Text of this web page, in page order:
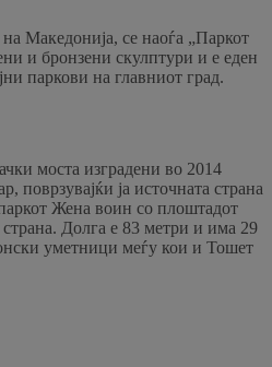
Македонија, се наоѓа „Паркот
и бронзени скулптури и е еден
паркови на главниот град.
моста изградени во 2014
поврзувајќи ја источната страна
Жена воин со плоштадот
Долга е 83 метри и има 29
уметници меѓу кои и Тошет